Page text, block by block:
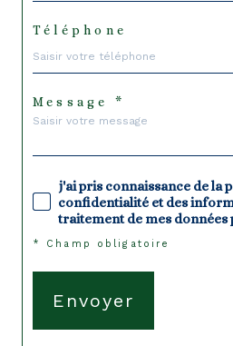
Téléphone
Message *
j'ai pris connaissance de la
confidentialité et des
traitement de mes
* Champ obligatoire
Envoyer